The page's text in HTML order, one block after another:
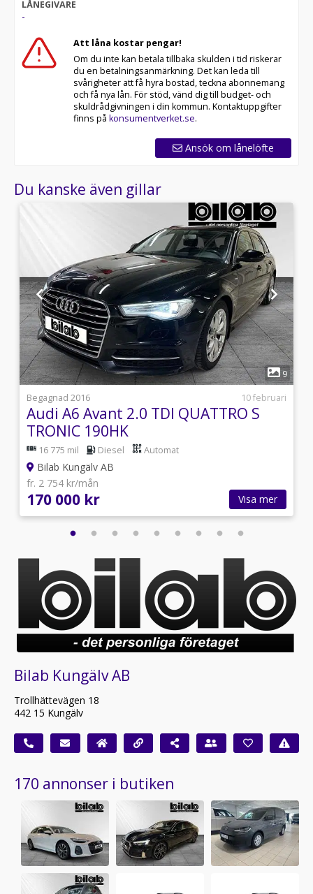
LÅNEGIVARE
-
Att låna kostar pengar!
Om du inte kan betala tillbaka skulden i tid riskerar
du en betalningsanmärkning. Det kan leda till
svårigheter att få hyra bostad, teckna abonnemang
och få nya lån. För stöd, vänd dig till budget- och
skuldrådgivningen i din kommun. Kontaktuppgifter
finns på konsumentverket.se.
Ansök om lånelöfte
Du kanske även gillar
1
9
Begagnad 2016
10 februari
Audi A6 Avant 2.0 TDI QUATTRO S
TRONIC 190HK
16 775 mil Diesel Automat
Bilab Kungälv AB
fr. 2 754 kr/mån
170 000 kr Visa mer
Bilab Kungälv AB
Trollhättevägen 18
442 15 Kungälv
170 annonser i butiken